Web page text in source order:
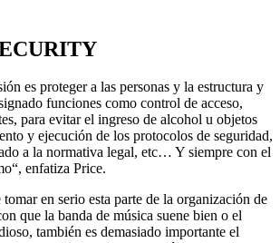
es proteger a las personas y la estructura y
funciones como control de acceso,
para evitar el ingreso de alcohol u objetos
y ejecución de los protocolos de seguridad,
a la normativa legal, etc… Y siempre con el
enfatiza Price.
tomar en serio esta parte de la organización de
que la banda de música suene bien o el
también es demasiado importante el